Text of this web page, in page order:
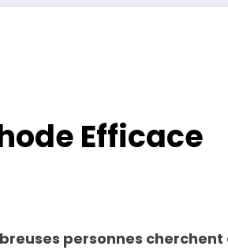
Efficace
personnes